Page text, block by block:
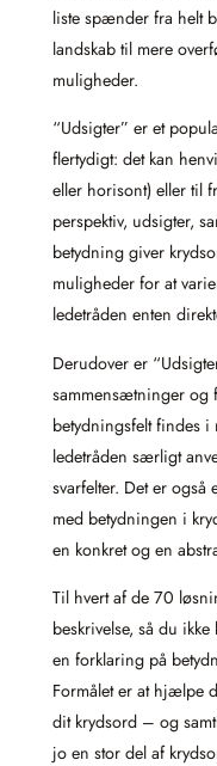
liste spænder fra helt
landskab til mere
muligheder.
“Udsigter” er et
flertydigt: det kan
eller horisont) eller til
perspektiv, udsigter,
betydning giver
muligheder for at
ledetråden enten
Derudover er
sammensætninger og
betydningsfelt findes
ledetråden særligt
svarfelter. Det er
med betydningen i
en konkret og en
Til hvert af de 70
beskrivelse, så du
en forklaring på
Formålet er at hjælpe
dit krydsord – og
jo en stor del af